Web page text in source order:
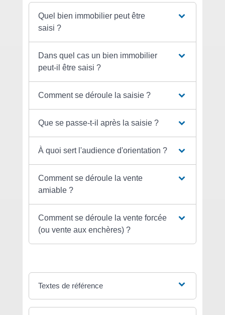
Quel bien immobilier peut être
saisi ?
Dans quel cas un bien immobilier
peut-il être saisi ?
Comment se déroule la saisie ?
Que se passe-t-il après la saisie ?
À quoi sert l'audience d'orientation ?
Comment se déroule la vente
amiable ?
Comment se déroule la vente forcée
(ou vente aux enchères) ?
Textes de référence